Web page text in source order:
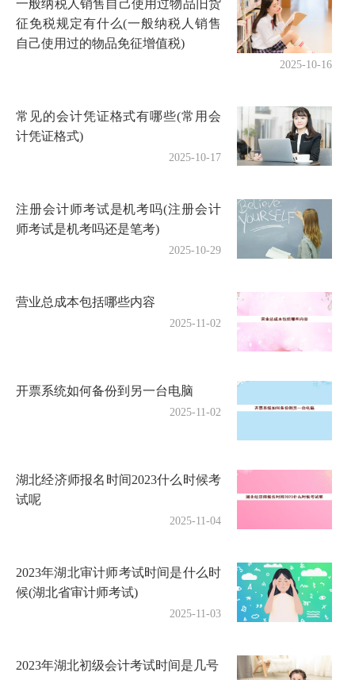
一般纳税人销售自己使用过物品旧货
征免税规定有什么(一般纳税人销售
自己使用过的物品免征增值税)
2025-10-16
常见的会计凭证格式有哪些(常用会
计凭证格式)
2025-10-17
注册会计师考试是机考吗(注册会计
师考试是机考吗还是笔考)
2025-10-29
营业总成本包括哪些内容
2025-11-02
开票系统如何备份到另一台电脑
2025-11-02
湖北经济师报名时间2023什么时候考
试呢
2025-11-04
2023年湖北审计师考试时间是什么时
候(湖北省审计师考试)
2025-11-03
2023年湖北初级会计考试时间是几号